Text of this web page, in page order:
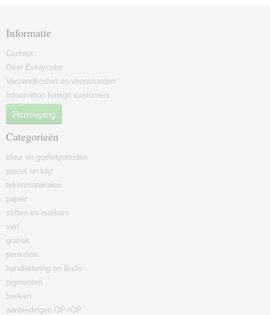
Informatie
Contact
Over Everycolor
Verzendkosten en voorwaarden
Information foreign customers
Herroeping
Categorieën
kleur en grafietpotloden
pastel en krijt
tekenmaterialen
papier
stiften en markers
verf
grafiek
penselen
handlettering en BuJo
pigmenten
boeken
aanbiedingen OP=OP